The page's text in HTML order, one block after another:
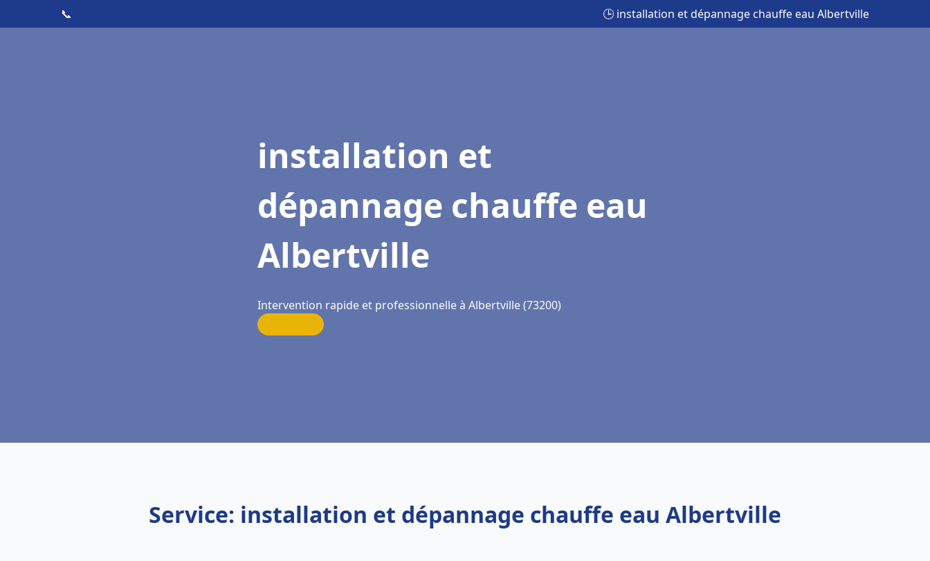
📞 🕒 installation et dépannage chauffe eau Albertville
installation et
dépannage chauffe eau
Albertville
Intervention rapide et professionnelle à Albertville (73200)
Service: installation et dépannage chauffe eau Albertville